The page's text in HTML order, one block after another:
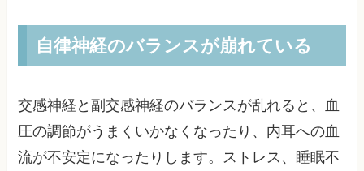
自律神経のバランスが崩れている
交感神経と副交感神経のバランスが乱れると、血
圧の調節がうまくいかなくなったり、内耳への血
流が不安定になったりします。ストレス、睡眠不